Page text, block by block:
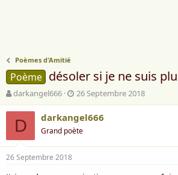
Poèmes d'Amitié
Poème désoler si je ne suis
A
u
t
r
d
e
darkangel666
D
a
t
e
d
e
é
26 Septembre 2018
D darkangel666
Grand poète
26 Septembre 2018